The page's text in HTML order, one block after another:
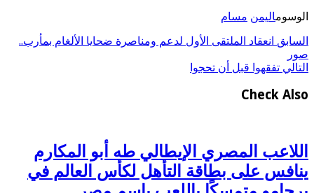
الوسوماليمن مسام
السابق انعقاد الملتقى الأول لدعم ومناصرة ضحايا الألغام بمأرب..
صور
التالي تفقهوا قبل أن تحجوا
Check Also
اللاعب المصري الإيطالي طه أبو المكارم
ينافس على بطاقة التأهل لكأس العالم في